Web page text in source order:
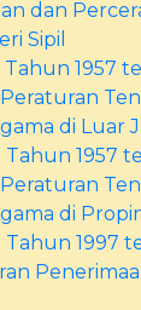
dan
Sipil
Tahun 1957
di Luar
Tahun 1957
di
Tahun 1997